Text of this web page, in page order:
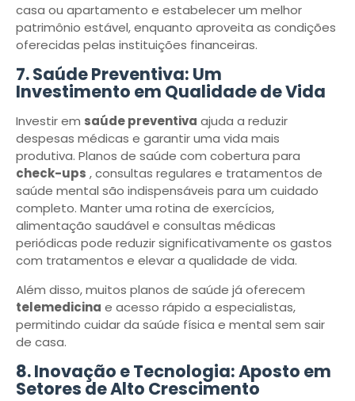
casa ou apartamento e estabelecer um melhor
patrimônio estável, enquanto aproveita as condições
oferecidas pelas instituições financeiras.
7. Saúde Preventiva: Um
Investimento em Qualidade de Vida
Investir em saúde preventiva ajuda a reduzir
despesas médicas e garantir uma vida mais
produtiva. Planos de saúde com cobertura para
check-ups , consultas regulares e tratamentos de
saúde mental são indispensáveis ​​para um cuidado
completo. Manter uma rotina de exercícios,
alimentação saudável e consultas médicas
periódicas pode reduzir significativamente os gastos
com tratamentos e elevar a qualidade de vida.
Além disso, muitos planos de saúde já oferecem
telemedicina e acesso rápido a especialistas,
permitindo cuidar da saúde física e mental sem sair
de casa.
8. Inovação e Tecnologia: Aposto em
Setores de Alto Crescimento